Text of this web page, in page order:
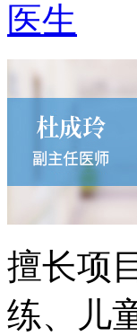
医生
擅长项
练、儿